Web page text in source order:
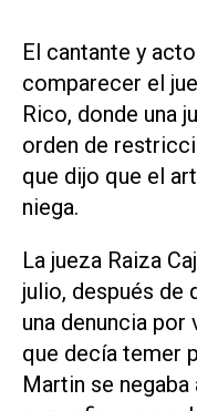
El cantante y
comparecer el
Rico, donde una
orden de
que dijo que el
niega.
La jueza Raiza
julio, después de
una denuncia
que decía temer
Martin se